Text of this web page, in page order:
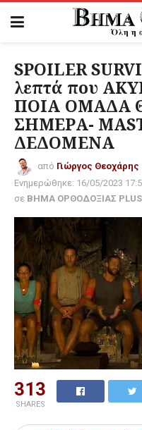
SPOILER
λεπτά που
ΠΟΙΑ ΟΜΑΔΑ
ΣΗΜΕΡΑ-
ΔΕΔΟΜΕΝΑ
από Γιώργος Θεοχάρης
Ενημερώθηκε: 16/05/2023
σε ΒΗΜΑ ΟΡΘΟΔΟΞΙΑΣ PLUS
313
SHARES